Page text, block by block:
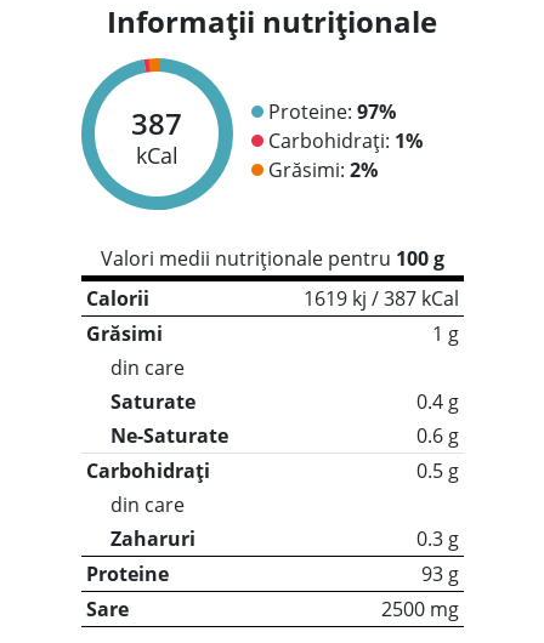
Informații nutriționale
387
kCal
Proteine: 97%
Carbohidrați: 1%
Grăsimi: 2%
Valori medii nutriționale pentru 100 g
Calorii
1619 kj / 387 kCal
Grăsimi
1 g
din care
Saturate
0.4 g
Ne-Saturate
0.6 g
Carbohidrați
0.5 g
din care
Zaharuri
0.3 g
Proteine
93 g
Sare
2500 mg